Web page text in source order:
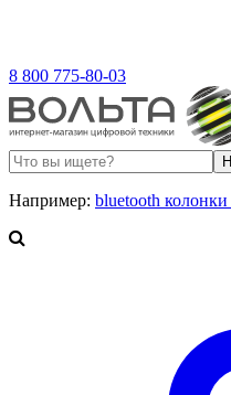
8 800 775-80-03
Например: bluetooth колонки